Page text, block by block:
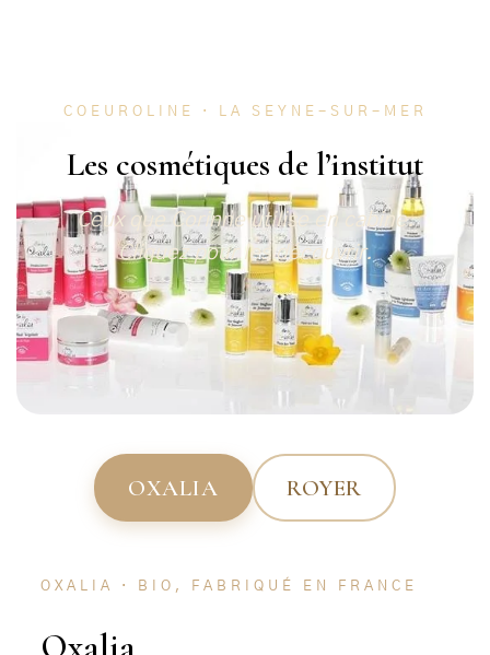
COEUROLINE · LA SEYNE-SUR-MER
Les cosmétiques de l’institut
Ceux que Corinne utilise en cabine.
Cliquez pour les découvrir.
OXALIA ROYER
OXALIA · BIO, FABRIQUÉ EN FRANCE
Oxalia